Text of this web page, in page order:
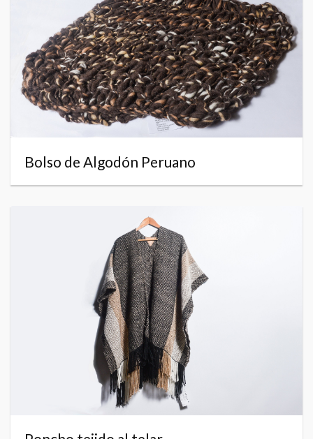
Bolso de Algodón Peruano